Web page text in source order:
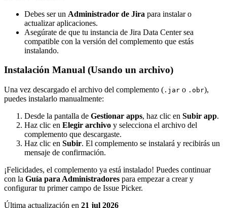
Debes ser un Administrador de Jira para instalar o
actualizar aplicaciones.
Asegúrate de que tu instancia de Jira Data Center sea
compatible con la versión del complemento que estás
instalando.
Instalación Manual (Usando un archivo)
Una vez descargado el archivo del complemento ( .jar o .obr),
puedes instalarlo manualmente:
Desde la pantalla de Gestionar apps, haz clic en Subir app.
Haz clic en Elegir archivo y selecciona el archivo del
complemento que descargaste.
Haz clic en Subir. El complemento se instalará y recibirás un
mensaje de confirmación.
¡Felicidades, el complemento ya está instalado! Puedes continuar
con la Guía para Administradores para empezar a crear y
configurar tu primer campo de Issue Picker.
Última actualización en 21 jul 2026